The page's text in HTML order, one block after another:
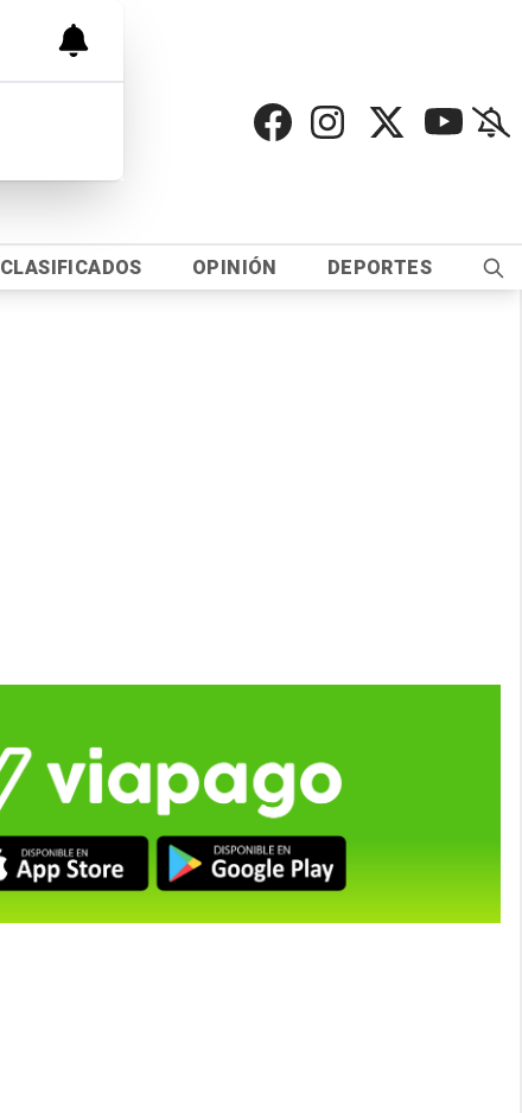
CLASIFICADOS OPINIÓN DEPORTES